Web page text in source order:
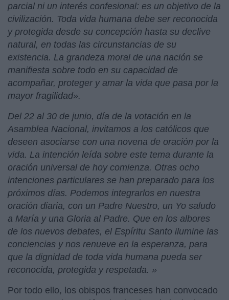
parcial ni un interés confesional: es un objetivo de la
civilización. Toda vida humana debe ser reconocida
y protegida desde su concepción hasta su declive
natural, en todas las circunstancias de su
existencia. La grandeza moral de una nación se
manifiesta sobre todo en su capacidad de
acompañar, proteger y amar la vida que pasa por la
mayor fragilidad».
Del 22 al 30 de junio, día de la votación en la
Asamblea Nacional, invitamos a los católicos que
deseen asociarse con una novena de oración por la
vida. La intención leída sobre este tema durante la
oración universal de hoy comienza. Otras ocho
intenciones particulares se han preparado para los
próximos días. Podemos integrarlos en nuestra
oración diaria, con un Padre Nuestro, un Yo saludo
a María y una Gloria al Padre. Que en los albores
de los nuevos debates, el Espíritu Santo ilumine las
conciencias y nos renueve en la esperanza, para
que la dignidad de toda vida humana pueda ser
reconocida, protegida y respetada. »
Por todo ello, los obispos franceses han convocado